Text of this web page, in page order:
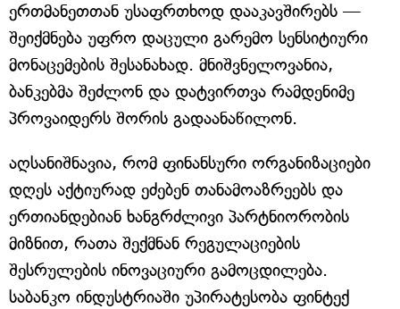
ერთმანეთთან უსაფრთხოდ დააკავშირებს —
შეიქმნება უფრო დაცული გარემო სენსიტიური
მონაცემების შესანახად. მნიშვნელოვანია,
ბანკებმა შეძლონ და დატვირთვა რამდენიმე
პროვაიდერს შორის გადაანაწილონ.
აღსანიშნავია, რომ ფინანსური ორგანიზაციები
დღეს აქტიურად ეძებენ თანამოაზრეებს და
ერთიანდებიან ხანგრძლივი პარტნიორობის
მიზნით, რათა შექმნან რეგულაციების
შესრულების ინოვაციური გამოცდილება.
საბანკო ინდუსტრიაში უპირატესობა ფინტექ